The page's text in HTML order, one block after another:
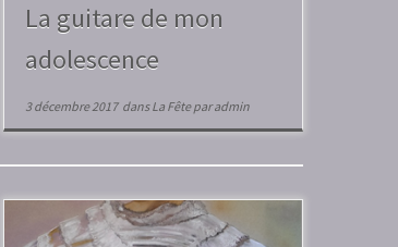
La guitare de mon
adolescence
3 décembre 2017dansLa Fêteparadmin